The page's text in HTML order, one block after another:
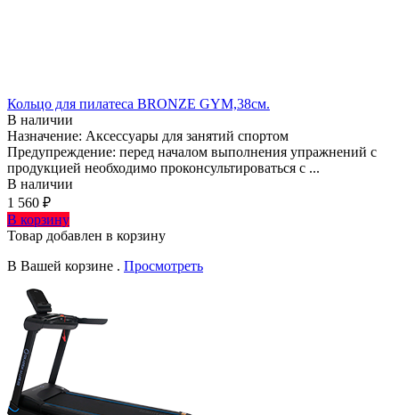
Кольцо для пилатеса BRONZE GYM,38см.
В наличии
Назначение: Аксессуары для занятий спортом
Предупреждение: перед началом выполнения упражнений с
продукцией необходимо проконсультироваться с ...
В наличии
1 560 ₽
В корзину
Товар добавлен в корзину
В Вашей корзине . Просмотреть